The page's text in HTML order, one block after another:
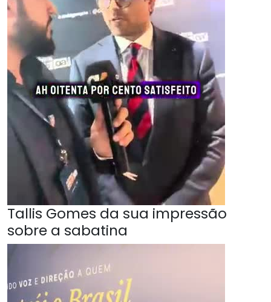
Tallis Gomes da sua impressão
sobre a sabatina